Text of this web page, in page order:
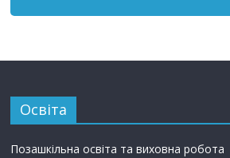
Освіта
Позашкільна освіта та виховна робота